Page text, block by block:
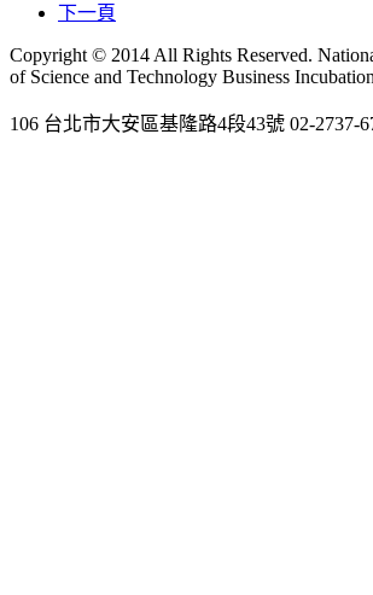
下一頁
Copyright © 2014 All Rights Reserved.
of Science and Technology Business
106 台北市大安區基隆路4段43號 02-2737-